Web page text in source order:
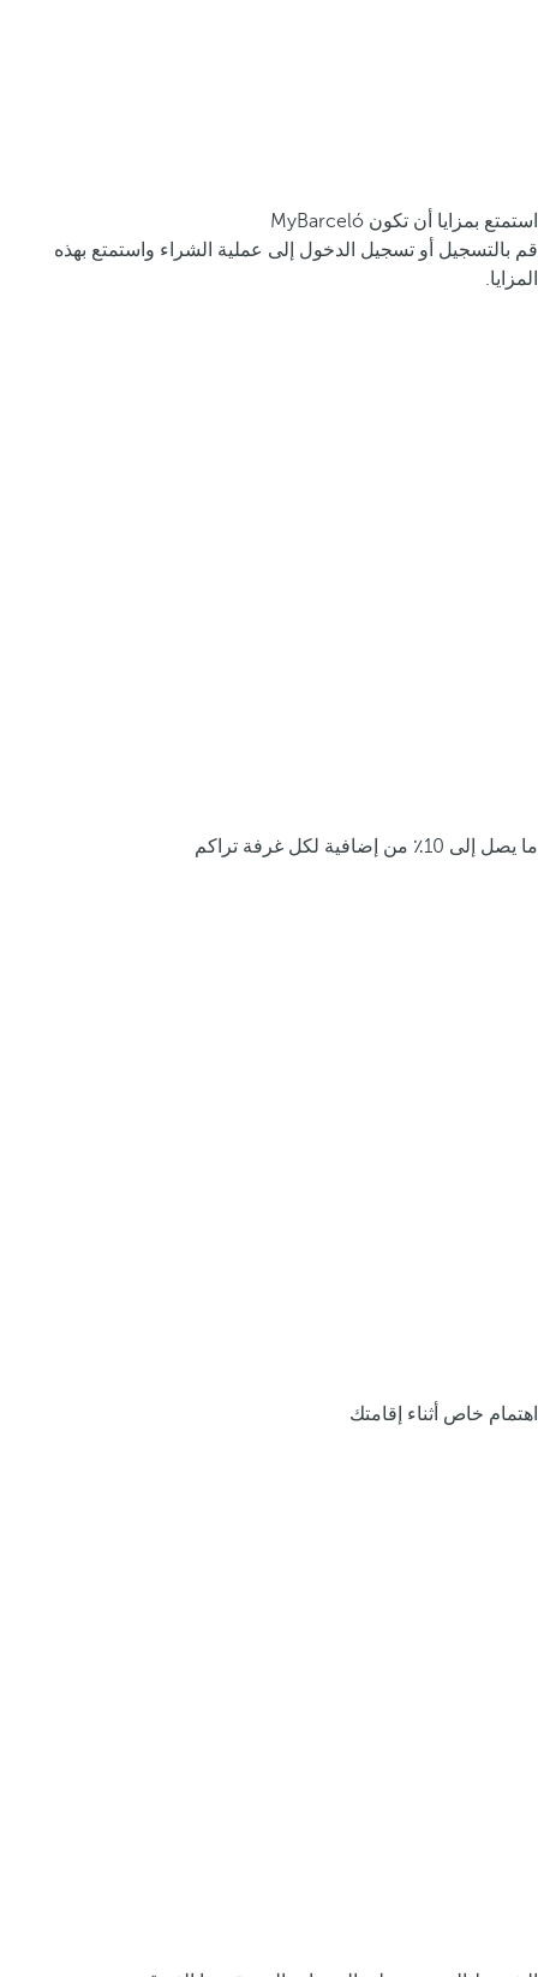
استمتع بمزايا أن تكون MyBarceló
قم بالتسجيل أو تسجيل الدخول إلى عملية الشراء واستمتع بهذه
المزايا.
ما يصل إلى 10٪ من إضافية لكل غرفة تراكم
اهتمام خاص أثناء إقامتك